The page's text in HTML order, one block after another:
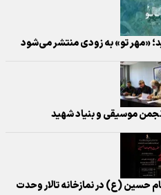
«مهر تو» به زودی منتشر می‌شود
موسیقی و بنیاد شهید
حسین (ع) در نمازخانه تالار وحدت